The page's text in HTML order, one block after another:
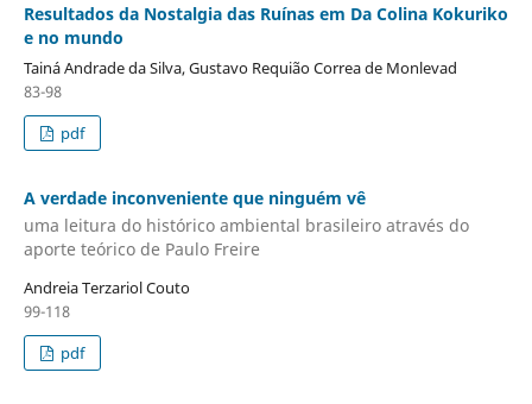
Resultados da Nostalgia das Ruínas em Da Colina Kokuriko
e no mundo
Tainá Andrade da Silva, Gustavo Requião Correa de Monlevad
83-98
pdf
A verdade inconveniente que ninguém vê
uma leitura do histórico ambiental brasileiro através do
aporte teórico de Paulo Freire
Andreia Terzariol Couto
99-118
pdf